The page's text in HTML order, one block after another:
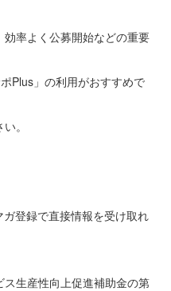
率よく公募開始などの重要
Plus」の利用がおすすめで
。
登録で直接情報を受け取れ
ス生産性向上促進補助金の第